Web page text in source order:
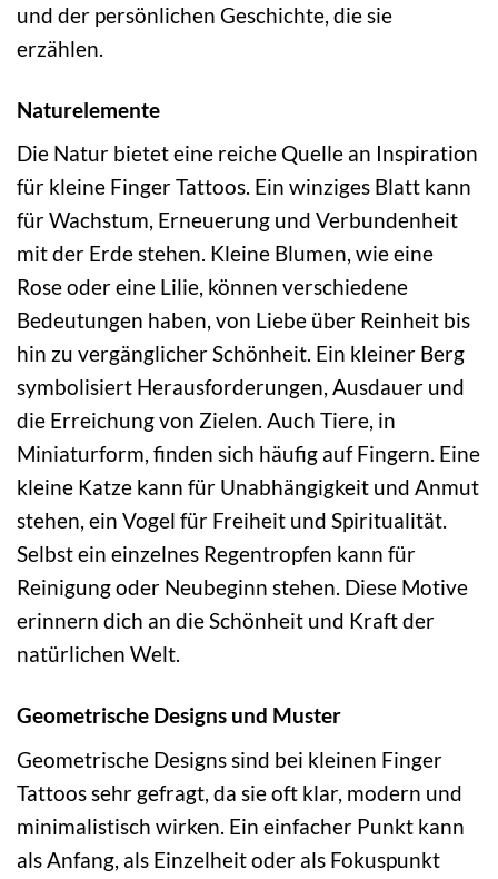
und der persönlichen Geschichte, die sie
erzählen.
Naturelemente
Die Natur bietet eine reiche Quelle an Inspiration
für kleine Finger Tattoos. Ein winziges Blatt kann
für Wachstum, Erneuerung und Verbundenheit
mit der Erde stehen. Kleine Blumen, wie eine
Rose oder eine Lilie, können verschiedene
Bedeutungen haben, von Liebe über Reinheit bis
hin zu vergänglicher Schönheit. Ein kleiner Berg
symbolisiert Herausforderungen, Ausdauer und
die Erreichung von Zielen. Auch Tiere, in
Miniaturform, finden sich häufig auf Fingern. Eine
kleine Katze kann für Unabhängigkeit und Anmut
stehen, ein Vogel für Freiheit und Spiritualität.
Selbst ein einzelnes Regentropfen kann für
Reinigung oder Neubeginn stehen. Diese Motive
erinnern dich an die Schönheit und Kraft der
natürlichen Welt.
Geometrische Designs und Muster
Geometrische Designs sind bei kleinen Finger
Tattoos sehr gefragt, da sie oft klar, modern und
minimalistisch wirken. Ein einfacher Punkt kann
als Anfang, als Einzelheit oder als Fokuspunkt